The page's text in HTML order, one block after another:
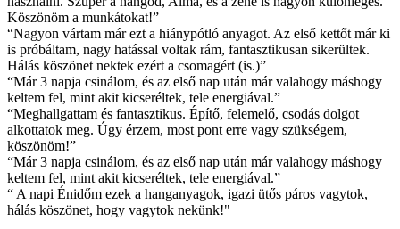
Köszönöm a munkátokat!”
“Nagyon vártam már ezt a hiánypótló anyagot. Az első kettőt már ki
is próbáltam, nagy hatással voltak rám, fantasztikusan sikerültek.
Hálás köszönet nektek ezért a csomagért (is.)”
“Már 3 napja csinálom, és az első nap után már valahogy máshogy
keltem fel, mint akit kicseréltek, tele energiával.”
“Meghallgattam és fantasztikus. Építő, felemelő, csodás dolgot
alkottatok meg. Úgy érzem, most pont erre vagy szükségem,
köszönöm!”
“Már 3 napja csinálom, és az első nap után már valahogy máshogy
keltem fel, mint akit kicseréltek, tele energiával.”
“ A napi Énidőm ezek a hanganyagok, igazi ütős páros vagytok,
hálás köszönet, hogy vagytok nekünk!"